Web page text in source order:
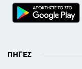
ΠΗΓΈΣ